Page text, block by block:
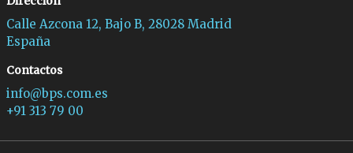
Calle Azcona 12, Bajo B, 28028 Madrid
España
Contactos
info@bps.com.es
+91 313 79 00